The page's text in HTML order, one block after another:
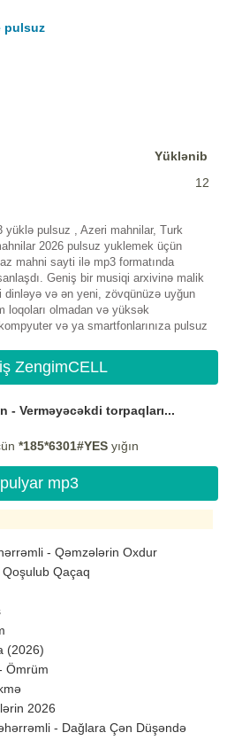
pulsuz
Yüklənib
12
yüklə pulsuz , Azeri mahnilar, Turk
2026 pulsuz yuklemek üçün
mahni sayti ilə mp3 formatında
Geniş bir musiqi arxivinə malik
və ən yeni, zövqünüzə uyğun
loqoları olmadan və yüksək
və ya smartfonlarınıza pulsuz
ZengimCELL
- Verməyəcəkdi torpaqları...
*185*6301#YES yığın
mp3
- Qəmzələrin Oxdur
Qaçaq
(2026)
Ömrüm
2026
- Dağlara Çən Düşəndə